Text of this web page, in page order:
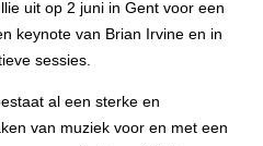
uit op 2 juni in Gent voor een
keynote van Brian Irvine en in
sessies.
al een sterke en
van muziek voor en met een